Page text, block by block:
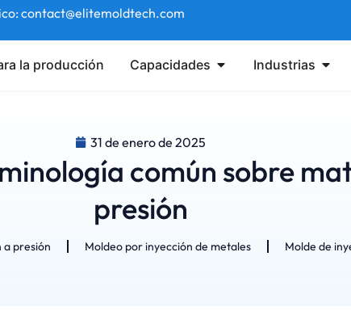
contact@elitemoldtech.com
la producción Capacidades Industrias
31 de enero de 2025
común sobre
presión
a presión Moldeo por inyección de metales Molde de